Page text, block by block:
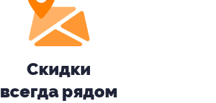
Скидки
всегда рядом